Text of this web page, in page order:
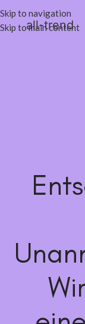
Skip to navigation
Skip to main content
all-trend